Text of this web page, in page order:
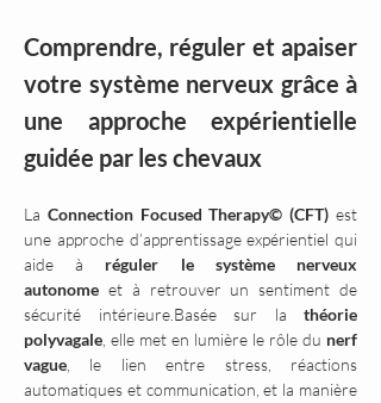
Comprendre, réguler et apaiser
votre système nerveux grâce à
une approche expérientielle
guidée par les chevaux
La Connection Focused Therapy© (CFT) est
une approche d’apprentissage expérientiel qui
aide à réguler le système nerveux
autonome et à retrouver un sentiment de
sécurité intérieure.Basée sur la théorie
polyvagale , elle met en lumière le rôle du nerf
vague , le lien entre stress, réactions
automatiques et communication, et la manière